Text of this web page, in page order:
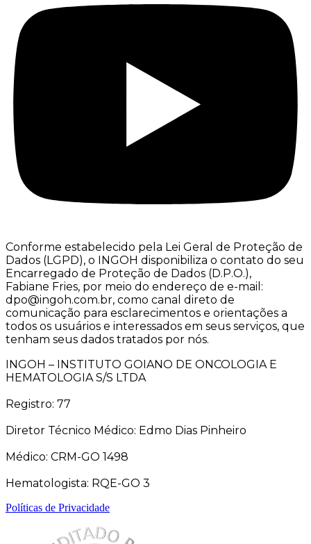
Conforme estabelecido pela Lei Geral de Proteção de
Dados (LGPD), o INGOH disponibiliza o contato do seu
Encarregado de Proteção de Dados (D.P.O.),
Fabiane Fries, por meio do endereço de e-mail:
dpo@ingoh.com.br, como canal direto de
comunicação para esclarecimentos e orientações a
todos os usuários e interessados em seus serviços, que
tenham seus dados tratados por nós.
INGOH – INSTITUTO GOIANO DE ONCOLOGIA E
HEMATOLOGIA S/S LTDA
Registro: 77
Diretor Técnico Médico: Edmo Dias Pinheiro
Médico: CRM-GO 1498
Hematologista: RQE-GO 3
Políticas de Privacidade